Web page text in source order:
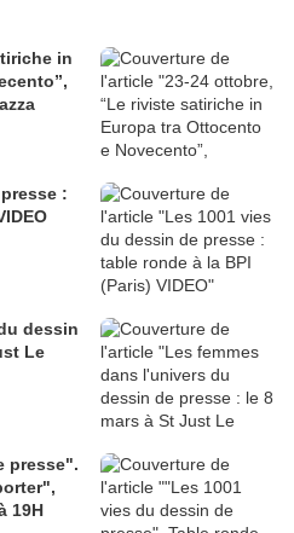
in
:
dessin
Le
presse".
19H